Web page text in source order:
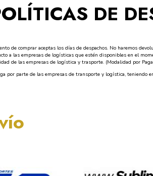
DE
de comprar aceptas los días de despachos. No haremos
a las empresas de logísticas que estén disponibles en el
de las empresas de logística y trasporte. (Modalidad por
por parte de las empresas de transporte y logística,